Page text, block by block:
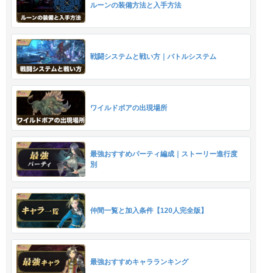
ルーンの装備方法と入手方法
戦闘システムと戦い方｜バトルシステム
ワイルドボアの出現場所
最強おすすめパーティ編成｜ストーリー進行度
別
仲間一覧と加入条件【120人完全版】
最強おすすめキャラランキング